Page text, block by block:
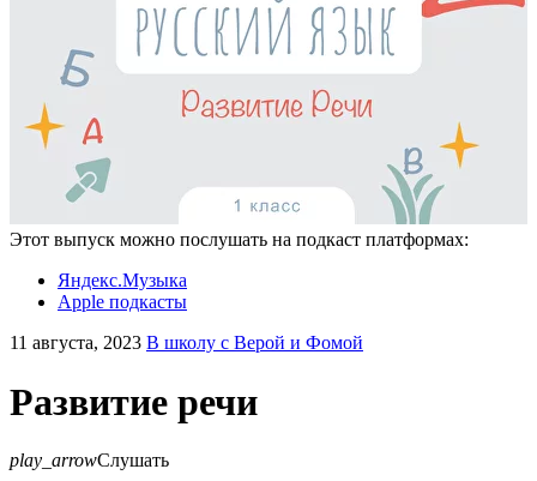
Этот выпуск можно послушать на подкаст платформах:
Яндекс.Музыка
Apple подкасты
11 августа, 2023 В школу с Верой и Фомой
Развитие речи
play_arrowСлушать